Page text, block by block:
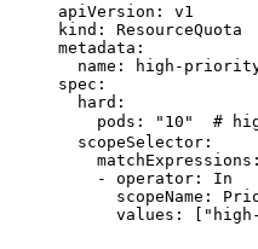
apiVersion : v1
kind : ResourceQuota
metadata :
name :
high-
spec :
hard :
pods : " 10 "
#
scopeSelector :
matchExpressions :
- operator : In
scopeName :
values : [ "